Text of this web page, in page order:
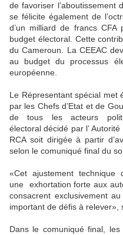
de favoriser l’aboutissement
se félicite également de
d’un milliard de francs
budget électoral. Cette
du Cameroun. La CEEAC
au budget du processus
européenne.
Le Répresentant spécial met
par les Chefs d’Etat et de
de tous les acteurs
électoral décidé par l’
RCA soit dirigée à partir
selon le comuniqué final du
«Cet ajustement
une exhortation forte aux
consacrent exclusivement
important de défis à relever»,
Dans le comuniqué final,